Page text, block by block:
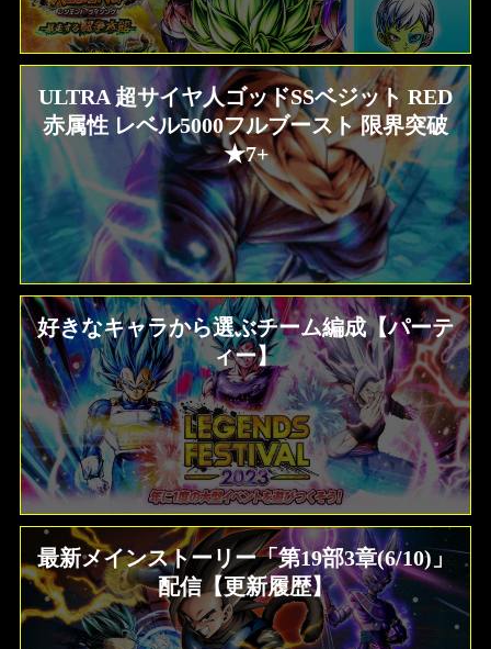
ULTRA 超サイヤ人ゴッドSSベジット RED
赤属性 レベル5000フルブースト 限界突破
★7+
好きなキャラから選ぶチーム編成【パーテ
ィー】
最新メインストーリー「第19部3章(6/10)」
配信【更新履歴】